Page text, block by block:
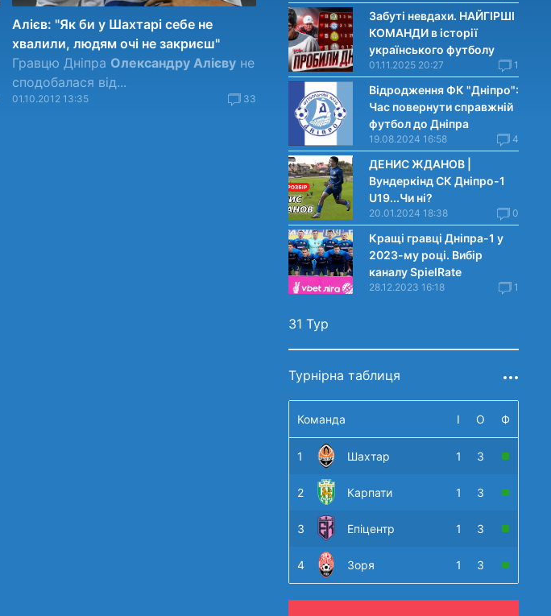
Алієв: "Як би у Шахтарі себе не
хвалили, людям очі не закриєш"
Гравцю Дніпра Олександру Алієву не
сподобалася від...
01.10.2012 13:35 33
Забуті невдахи. НАЙГІРШІ
КОМАНДИ в історії
українського футболу
01.11.2025 20:27 1
Відродження ФК "Дніпро":
Час повернути справжній
футбол до Дніпра
19.08.2024 16:58 4
ДЕНИС ЖДАНОВ |
Вундеркінд СК Дніпро-1
U19...Чи нi?
20.01.2024 18:38 0
Кращі гравці Дніпра-1 у
2023-му році. Вибiр
каналу SpielRate
28.12.2023 16:18 1
31 Тур
Турнірна таблиця
Команда І О Ф
1 Шахтар 1 3
2 Карпати 1 3
3 Епіцентр 1 3
4 Зоря 1 3